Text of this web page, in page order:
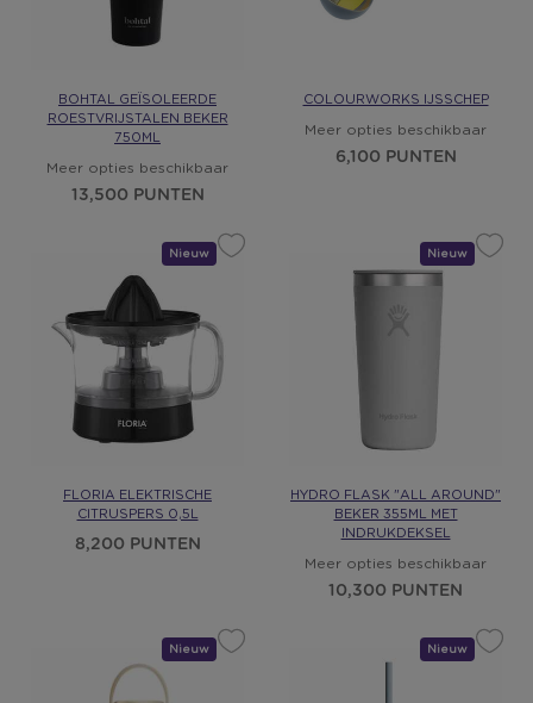
BOHTAL GEÏSOLEERDE
ROESTVRIJSTALEN BEKER
750ML
Meer opties beschikbaar
13,500 PUNTEN
COLOURWORKS IJSSCHEP
Meer opties beschikbaar
6,100 PUNTEN
Nieuw
Cadeau
FLORIA ELEKTRISCHE
CITRUSPERS 0,5L
8,200 PUNTEN
Nieuw
Cadeau
HYDRO FLASK "ALL AROUND"
BEKER 355ML MET
INDRUKDEKSEL
Meer opties beschikbaar
10,300 PUNTEN
Nieuw
Cadeau Nieuw
Cadeau